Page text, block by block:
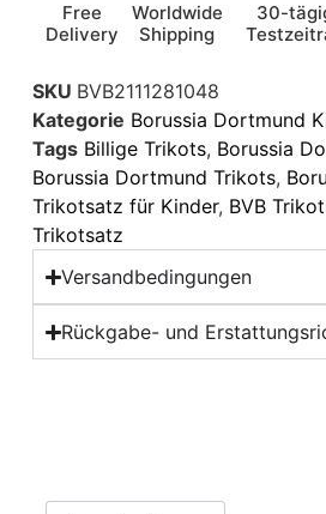
Free
Delivery
Worldwide
Shipping
30-
SKU BVB2111281048
Kategorie Borussia Dortmund
Tags Billige Trikots, Borussia
Borussia Dortmund Trikots,
Trikotsatz für Kinder, BVB
Trikotsatz
Versandbedingungen
Rückgabe- und